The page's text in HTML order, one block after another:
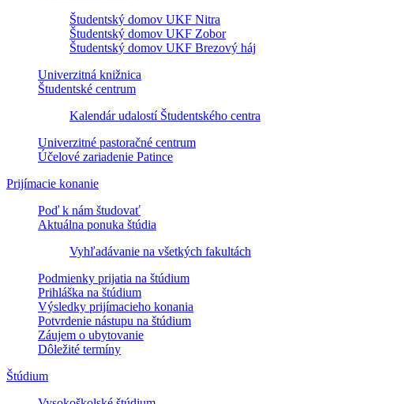
Študentský domov UKF Nitra
Študentský domov UKF Zobor
Študentský domov UKF Brezový háj
Univerzitná knižnica
Študentské centrum
Kalendár udalostí Študentského centra
Univerzitné pastoračné centrum
Účelové zariadenie Patince
Prijímacie konanie
Poď k nám študovať
Aktuálna ponuka štúdia
Vyhľadávanie na všetkých fakultách
Podmienky prijatia na štúdium
Prihláška na štúdium
Výsledky prijímacieho konania
Potvrdenie nástupu na štúdium
Záujem o ubytovanie
Dôležité termíny
Štúdium